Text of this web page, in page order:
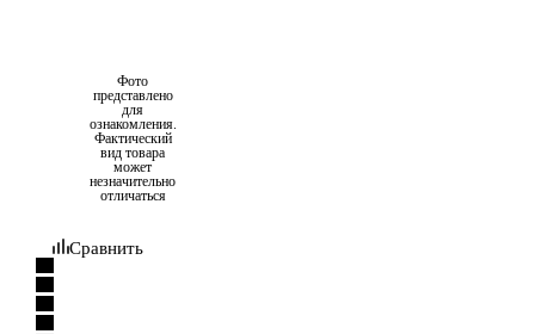
Фото
представлено
для
ознакомления.
Фактический
вид товара
может
незначительно
отличаться
Сравнить